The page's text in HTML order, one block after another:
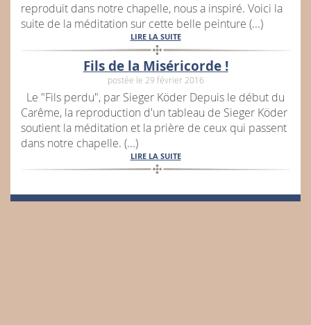
reproduit dans notre chapelle, nous a inspiré. Voici la
suite de la méditation sur cette belle peinture (...)
LIRE LA SUITE
Fils de la Miséricorde !
postée le 29 février 2016
Le "Fils perdu", par Sieger Köder Depuis le début du
Carême, la reproduction d'un tableau de Sieger Köder
soutient la méditation et la prière de ceux qui passent
dans notre chapelle. (...)
LIRE LA SUITE